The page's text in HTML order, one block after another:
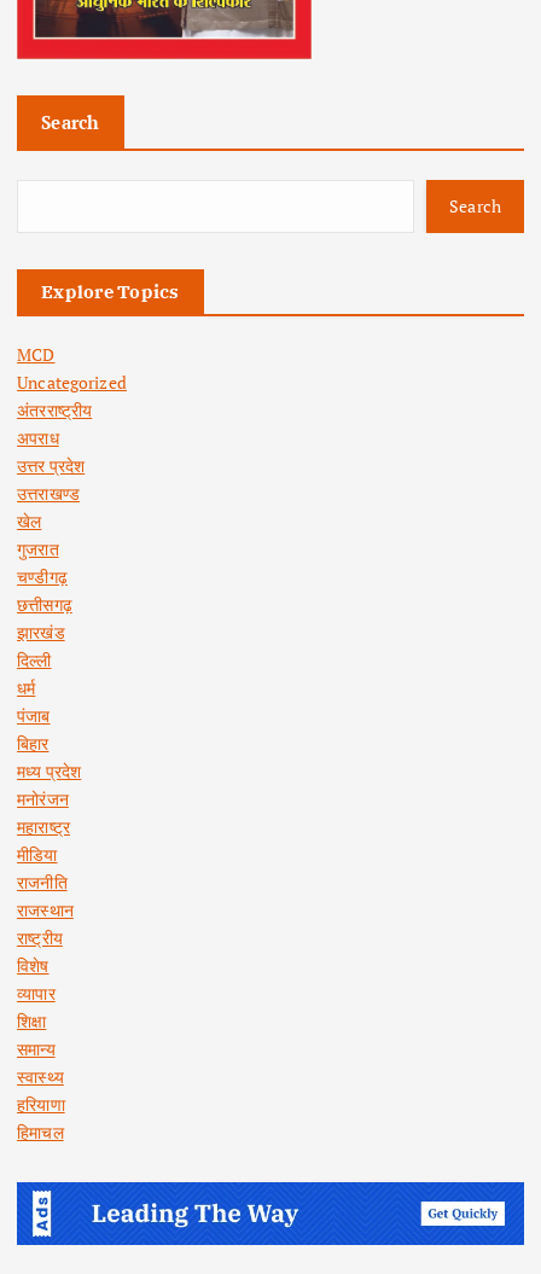
Search
Search
Explore Topics
MCD
Uncategorized
अंतरराष्ट्रीय
अपराध
उत्तर प्रदेश
उत्तराखण्ड
खेल
गुजरात
चण्डीगढ़
छत्तीसगढ़
झारखंड
दिल्ली
धर्म
पंजाब
बिहार
मध्य प्रदेश
मनोरंजन
महाराष्ट्र
मीडिया
राजनीति
राजस्थान
राष्ट्रीय
विशेष
व्यापार
शिक्षा
समान्य
स्वास्थ्य
हरियाणा
हिमाचल